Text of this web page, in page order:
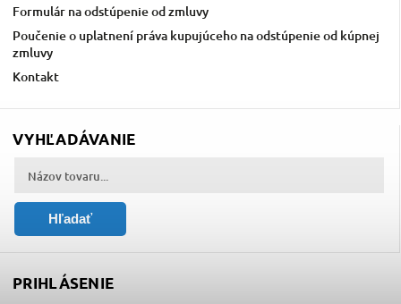
Formulár na odstúpenie od zmluvy
Poučenie o uplatnení práva kupujúceho na odstúpenie od kúpnej
zmluvy
Kontakt
VYHĽADÁVANIE
Hľadať
PRIHLÁSENIE